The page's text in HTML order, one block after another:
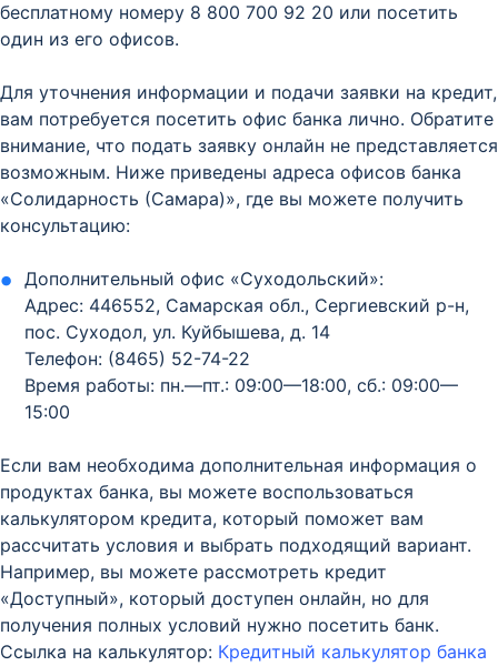
бесплатному номеру 8 800 700 92 20 или посетить
один из его офисов.
Для уточнения информации и подачи заявки на кредит,
вам потребуется посетить офис банка лично. Обратите
внимание, что подать заявку онлайн не представляется
возможным. Ниже приведены адреса офисов банка
«Солидарность (Самара)», где вы можете получить
консультацию:
Дополнительный офис «Суходольский»:
Адрес: 446552, Самарская обл., Сергиевский р-н,
пос. Суходол, ул. Куйбышева, д. 14
Телефон: (8465) 52-74-22
Время работы: пн.—пт.: 09:00—18:00, сб.: 09:00—
15:00
Если вам необходима дополнительная информация о
продуктах банка, вы можете воспользоваться
калькулятором кредита, который поможет вам
рассчитать условия и выбрать подходящий вариант.
Например, вы можете рассмотреть кредит
«Доступный», который доступен онлайн, но для
получения полных условий нужно посетить банк.
Ссылка на калькулятор: Кредитный калькулятор банка